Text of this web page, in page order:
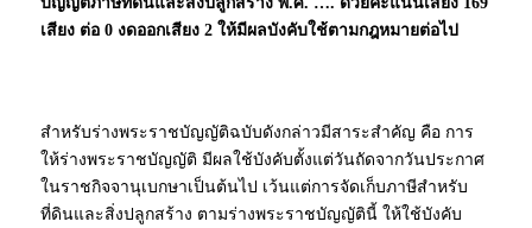
เสียง ต่อ 0 งดออกเสียง 2 ให้มีผลบังคับใช้ตามกฎหมายต่อไป
สำหรับร่างพระราชบัญญัติฉบับดังกล่าวมีสาระสำคัญ คือ การ
ให้ร่างพระราชบัญญัติ มีผลใช้บังคับตั้งแต่วันถัดจากวันประกาศ
ในราชกิจจานุเบกษาเป็นต้นไป เว้นแต่การจัดเก็บภาษีสำหรับ
ที่ดินและสิ่งปลูกสร้าง ตามร่างพระราชบัญญัตินี้ ให้ใช้บังคับ